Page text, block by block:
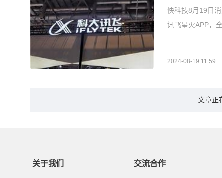
快科技8月19日
讯飞星火APP，
2024-08-19 11:59
文章正
关于我们 交流合作